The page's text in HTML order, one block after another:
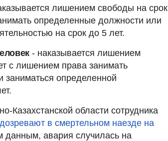
лишением свободы на срок
определенные должности или
на срок до 5 лет.
- наказывается лишением
с лишением права занимать
определенной
Казахстанской области сотрудника
в смертельном наезде на
данным, авария случилась на